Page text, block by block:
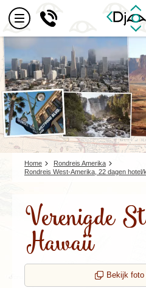
Home
Rondreis Amerika
Rondreis West-Amerika, 22 dagen hotel/
Verenigde
Hawaii
Bekijk foto